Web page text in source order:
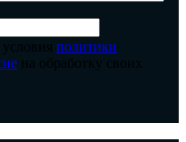
политики
на обработку своих